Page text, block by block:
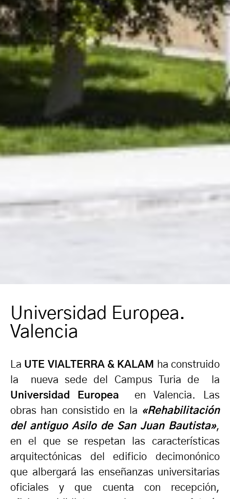
Universidad Europea.
Valencia
La UTE VIALTERRA & KALAM
ha construido
la nueva sede del Campus Turia de la
Universidad Europea en Valencia. Las
obras han consistido en la «Rehabilitación
del antiguo Asilo de San Juan Bautista»,
en el que se respetan las características
arquitectónicas del edificio decimonónico
que albergará las enseñanzas universitarias
oficiales y que cuenta con recepción,